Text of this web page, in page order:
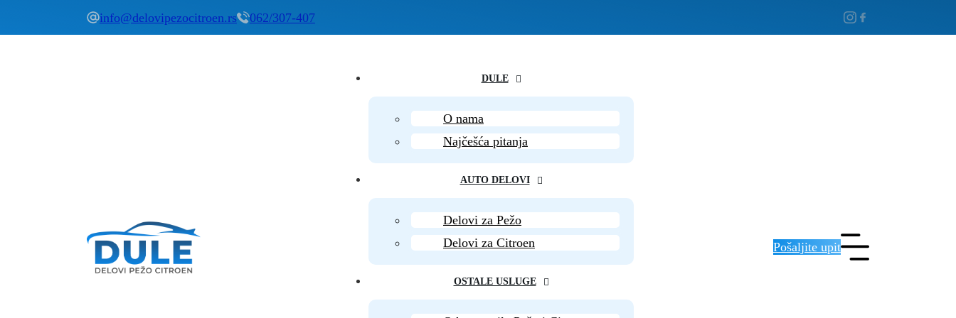
info@delovipezocitroen.rs 062/307-407
DULE
O nama
Najčešća pitanja
AUTO DELOVI
Delovi za Pežo
Delovi za Citroen
OSTALE USLUGE
Pošaljite upit